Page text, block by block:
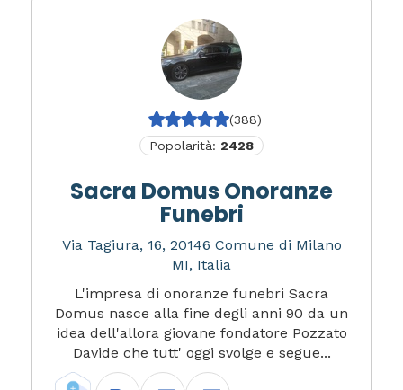
(388)
Popolarità: 2428
Sacra Domus Onoranze
Funebri
Via Tagiura, 16, 20146 Comune di Milano
MI, Italia
L'impresa di onoranze funebri Sacra
Domus nasce alla fine degli anni 90 da un
idea dell'allora giovane fondatore Pozzato
Davide che tutt' oggi svolge e segue...